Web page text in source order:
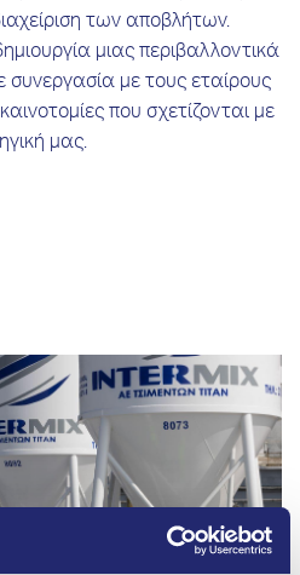
των αποβλήτων.
μιας περιβαλλοντικά
συνεργασία με τους εταίρους
που σχετίζονται με
μας.